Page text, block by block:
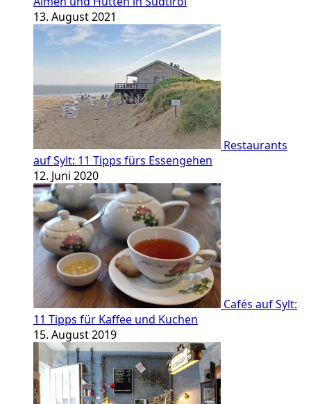
13. August 2021
Restaurants
auf Sylt: 11 Tipps fürs Essengehen
12. Juni 2020
Cafés auf Sylt:
11 Tipps für Kaffee und Kuchen
15. August 2019